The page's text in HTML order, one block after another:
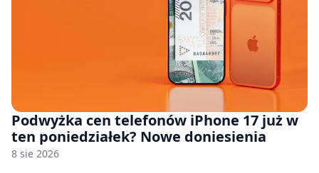
Podwyżka cen telefonów iPhone 17 już w
ten poniedziałek? Nowe doniesienia
8 sie 2026